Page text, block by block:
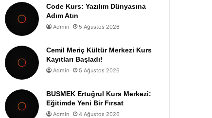
Code Kurs: Yazılım Dünyasına
Adım Atın
Admin 5 Ağustos 2026
Cemil Meriç Kültür Merkezi Kurs
Kayıtları Başladı!
Admin 5 Ağustos 2026
BUSMEK Ertuğrul Kurs Merkezi:
Eğitimde Yeni Bir Fırsat
Admin 4 Ağustos 2026